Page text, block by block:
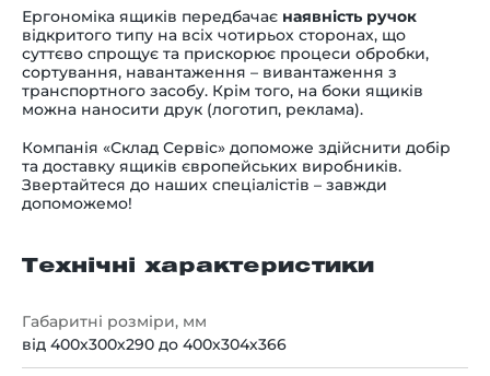
Ергономіка ящиків передбачає наявність ручок
відкритого типу на всіх чотирьох сторонах, що
суттєво спрощує та прискорює процеси обробки,
сортування, навантаження – вивантаження з
транспортного засобу. Крім того, на боки ящиків
можна наносити друк (логотип, реклама).
Компанія «Склад Сервіс» допоможе здійснити добір
та доставку ящиків європейських виробників.
Звертайтеся до наших спеціалістів – завжди
допоможемо!
Технічні характеристики
Габаритні розміри, мм
від 400х300х290 до 400х304х366